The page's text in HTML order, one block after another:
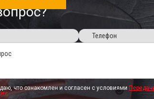
что ознакомлен и согласен с условиями